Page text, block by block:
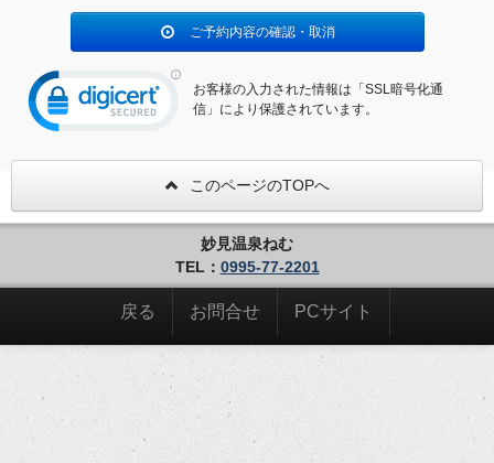
ご予約内容の確認・取消
お客様の入力された情報は「SSL暗号化通
信」により保護されています。
このページのTOPへ
妙見温泉ねむ
TEL： 0995-77-2201
戻る お問合せ PCサイト